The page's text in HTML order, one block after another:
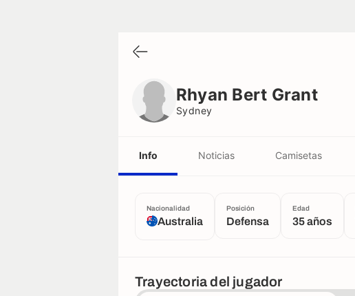
Rhyan Bert Grant
Sydney
Info Noticias Camisetas
Nacionalidad
Australia
Posición
Defensa
Edad
35 años
Trayectoria del jugador